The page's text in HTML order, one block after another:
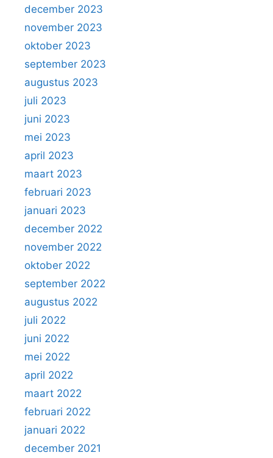
december 2023
november 2023
oktober 2023
september 2023
augustus 2023
juli 2023
juni 2023
mei 2023
april 2023
maart 2023
februari 2023
januari 2023
december 2022
november 2022
oktober 2022
september 2022
augustus 2022
juli 2022
juni 2022
mei 2022
april 2022
maart 2022
februari 2022
januari 2022
december 2021